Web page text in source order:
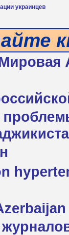
украинцев